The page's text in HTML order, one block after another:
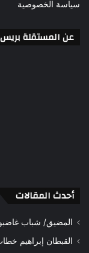
سياسة الخصوصية
عن المستقلة بريس
أحدث المقالات
المضيق/ شباب
القبطان إبراهيم